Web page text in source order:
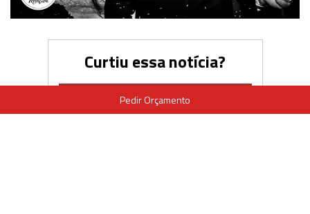
Curtiu essa notícia?
ME CONTE AQUI O QUE ACHOU
Pedir Orçamento